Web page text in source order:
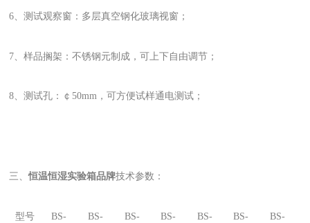
6、测试观察窗：多层真空钢化玻璃视窗；
7、样品搁架：不锈钢元制成，可上下自由调节；
8、测试孔：￠50mm，可方便试样通电测试；
三、恒温恒湿实验箱品牌技术参数：
型号
BS-
BS-
BS-
BS-
BS-
BS-
BS-